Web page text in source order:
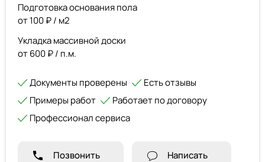
Подготовка основания пола
от 100 ₽ / м2
Укладка массивной доски
от 600 ₽ / п.м.
Документы проверены
Есть отзывы
Примеры работ
Работает по договору
Профессионал сервиса
Позвонить Написать